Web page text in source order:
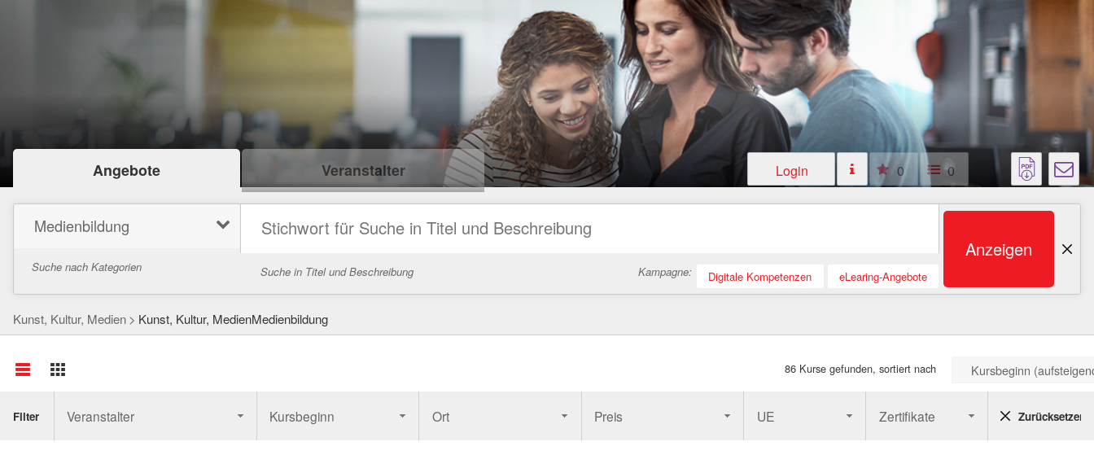
Login 0 0
Angebote Veranstalter
Medienbildung
Suche nach Kategorien Suche in Titel und Beschreibung Kampagne: Digitale Kompetenzen eLearing-Angebote
Anzeigen
Kunst, Kultur, Medien Kunst, Kultur, MedienMedienbildung
86 Kurse gefunden, sortiert nach Kursbeginn
Filter Veranstalter Kursbeginn Ort Preis UE Zertifikate Zurücksetzen